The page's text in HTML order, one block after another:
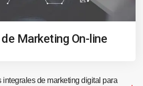
Marketing On-line
integrales de marketing digital para